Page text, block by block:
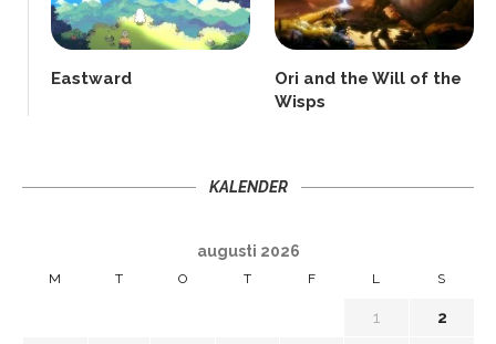
Eastward
Ori and the Will of the
Wisps
KALENDER
augusti 2026
M T O T F L S
1
2